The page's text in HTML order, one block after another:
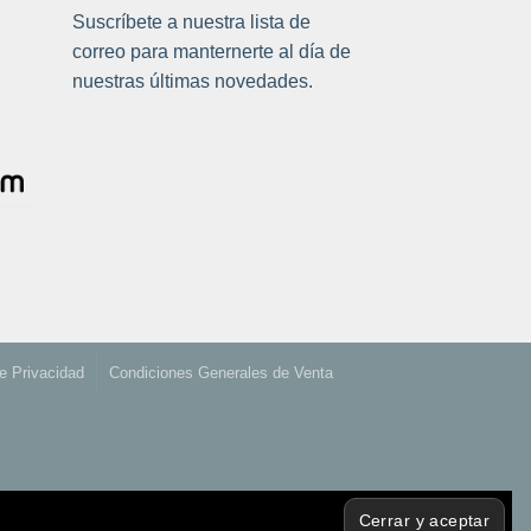
Suscríbete a nuestra lista de
correo para manternerte al día de
nuestras últimas novedades.
Privacidad Condiciones Generales de Venta